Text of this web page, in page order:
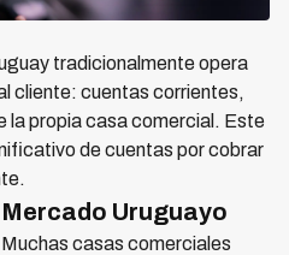
tradicionalmente opera
cliente: cuentas corrientes,
la propia casa comercial. Este
de cuentas por cobrar
Uruguayo
Muchas casas comerciales